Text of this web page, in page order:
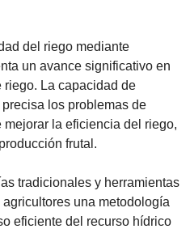
del riego mediante
un avance significativo en
riego. La capacidad de
los problemas de
la eficiencia del riego,
frutal.
tradicionales y herramientas
una metodología
eficiente del recurso hídrico